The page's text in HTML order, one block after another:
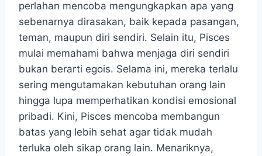
perlahan mencoba mengungkapkan apa yang
sebenarnya dirasakan, baik kepada pasangan,
teman, maupun diri sendiri. Selain itu, Pisces
mulai memahami bahwa menjaga diri sendiri
bukan berarti egois. Selama ini, mereka terlalu
sering mengutamakan kebutuhan orang lain
hingga lupa memperhatikan kondisi emosional
pribadi. Kini, Pisces mencoba membangun
batas yang lebih sehat agar tidak mudah
terluka oleh sikap orang lain. Menariknya,